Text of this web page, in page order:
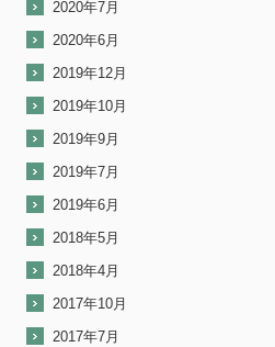
2020年7月
2020年6月
2019年12月
2019年10月
2019年9月
2019年7月
2019年6月
2018年5月
2018年4月
2017年10月
2017年7月